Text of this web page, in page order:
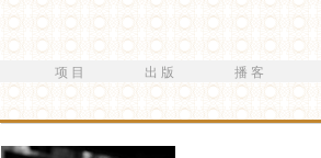
主
要
项 目 出 版 播 客